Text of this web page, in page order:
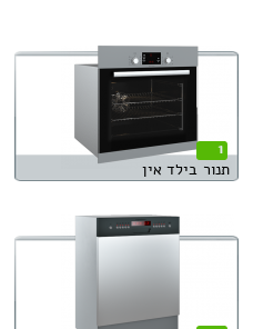
1
תנור בילד אין